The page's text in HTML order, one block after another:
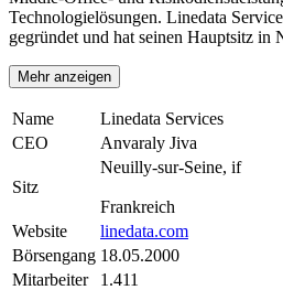
Technologielösungen. Linedata
gegründet und hat seinen Hauptsitz in
Mehr anzeigen
Name
Linedata Services
CEO
Anvaraly Jiva
Sitz
Neuilly-sur-Seine, if
Frankreich
Website
linedata.com
Börsengang 18.05.2000
Mitarbeiter
1.411